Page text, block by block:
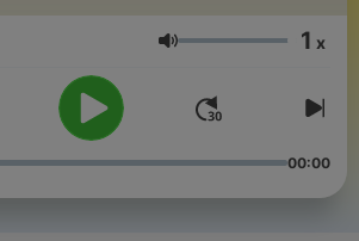
Volumen 1 x
00:00